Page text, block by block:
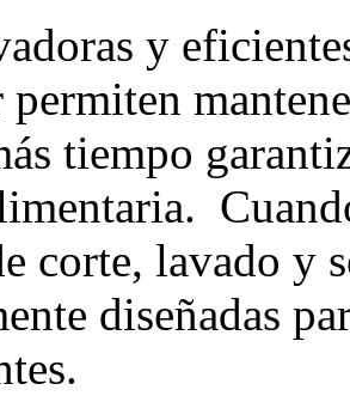
y
tiempo
corte, lavado y
diseñadas